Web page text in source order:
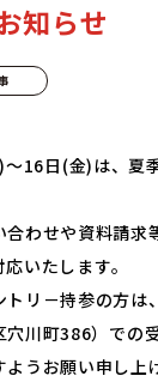
ス
知らせ
16日(金)は、夏
わせや資料請求
いたします。
トリ－持参の方
川町386）での
うお願い申し上